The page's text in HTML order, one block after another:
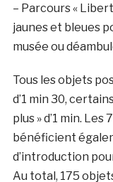
– Parcours «
jaunes et bleues
musée ou
Tous les objets
d’1 min 30,
plus » d’1 min.
bénéficient
d’introduction
Au total, 175